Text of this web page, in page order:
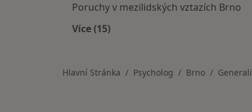
Poruchy v mezilidských vztazích Brno
Více (15)
Hlavní Stránka Psycholog Brno Generali